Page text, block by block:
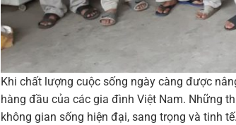
Khi chất lượng cuộc sống ngày càng được
hàng đầu của các gia đình Việt Nam. Những
không gian sống hiện đại, sang trọng và tinh tế.